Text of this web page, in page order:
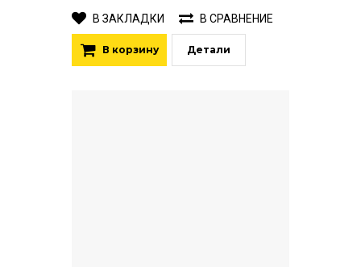
В ЗАКЛАДКИ В СРАВНЕНИЕ
В корзину Детали